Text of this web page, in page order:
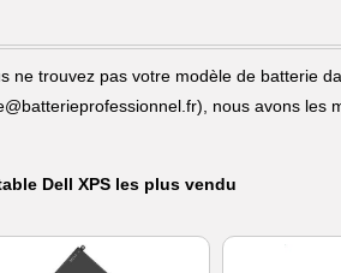
ne trouvez pas votre modèle de batterie
), nous avons les
Dell XPS les plus vendu